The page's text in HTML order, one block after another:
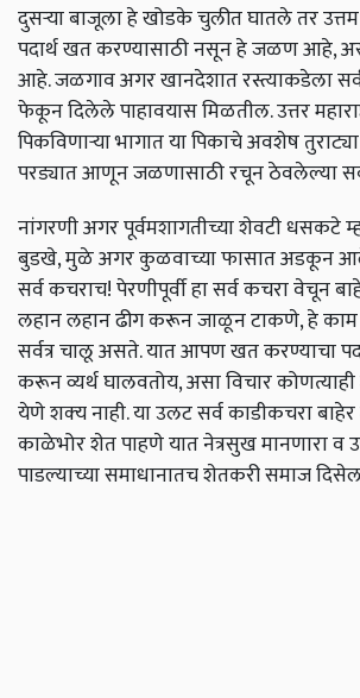
दुसऱ्या बाजूला हे खोडके चुलीत घातले तर
पदार्थ खत करण्यासाठी नसून हे जळण आहे,
आहे. जळगाव अगर खानदेशात रस्त्याकडेला
फेकून दिलेले पाहावयास मिळतील. उत्तर
पिकविणाऱ्या भागात या पिकाचे अवशेष तुराट्या
परड्यात आणून जळणासाठी रचून ठेवलेल्या
नांगरणी अगर पूर्वमशागतीच्या शेवटी धसकटे
बुडखे, मुळे अगर कुळवाच्या फासात अडकून
सर्व कचराच! पेरणीपूर्वी हा सर्व कचरा वेचून
लहान लहान ढीग करून जाळून टाकणे, हे काम
सर्वत्र चालू असते. यात आपण खत करण्याचा
करून व्यर्थ घालवतोय, असा विचार
येणे शक्‍य नाही. या उलट सर्व काडीकचरा
काळेभोर शेत पाहणे यात नेत्रसुख मानणारा व
पाडल्याच्या समाधानातच शेतकरी समाज